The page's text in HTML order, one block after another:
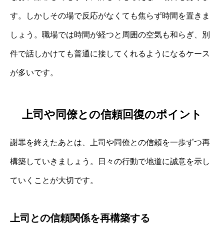
す。しかしその場で反応がなくても焦らず時間を置きま
しょう。職場では時間が経つと周囲の空気も和らぎ、別
件で話しかけても普通に接してくれるようになるケース
が多いです。
上司や同僚との信頼回復のポイント
謝罪を終えたあとは、上司や同僚との信頼を一歩ずつ再
構築していきましょう。日々の行動で地道に誠意を示し
ていくことが大切です。
上司との信頼関係を再構築する